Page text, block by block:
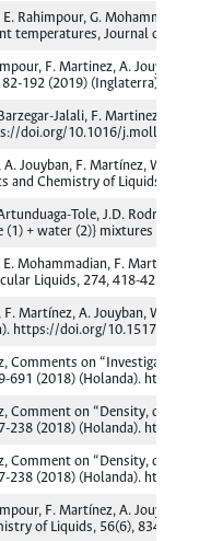
E. Rahimpour, G. Mohammadi,
temperatures, Journal of
F. Martinez, A. Jouyban,
192 (2019) (Inglaterra).
Barzegar-Jalali, F. Martinez, E.
doi.org/10.1016/
A. Jouyban, F. Martínez, W.E.
and Chemistry of Liquids,
Tole, J.D. Rodríguez-
(1) + water (2)} mixtures at
E. Mohammadian, F. Martinez,
Liquids, 274, 418-425
F. Martínez, A. Jouyban, W.E.
https://doi.org/10.15171/
Comments on “Investigation
691 (2018) (Holanda). https://
Comment on “Density,
238 (2018) (Holanda). https://
Comment on “Density,
238 (2018) (Holanda). https://
F. Martínez, A.
of Liquids, 56(6), 834-842